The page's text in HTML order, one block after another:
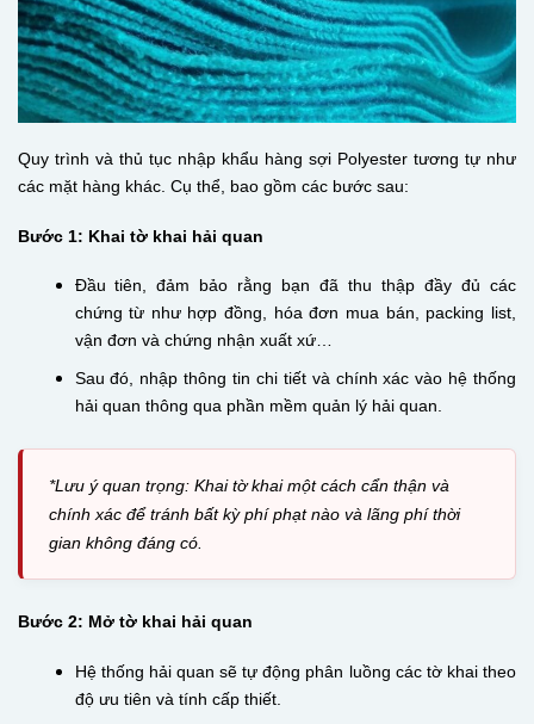
Quy trình và thủ tục nhập khẩu hàng sợi Polyester tương tự như
các mặt hàng khác. Cụ thể, bao gồm các bước sau:
Bước 1: Khai tờ khai hải quan
Đầu tiên, đảm bảo rằng bạn đã thu thập đầy đủ các
chứng từ như hợp đồng, hóa đơn mua bán, packing list,
vận đơn và chứng nhận xuất xứ…
Sau đó, nhập thông tin chi tiết và chính xác vào hệ thống
hải quan thông qua phần mềm quản lý hải quan.
*Lưu ý quan trọng: Khai tờ khai một cách cẩn thận và
chính xác để tránh bất kỳ phí phạt nào và lãng phí thời
gian không đáng có.
Bước 2: Mở tờ khai hải quan
Hệ thống hải quan sẽ tự động phân luồng các tờ khai theo
độ ưu tiên và tính cấp thiết.